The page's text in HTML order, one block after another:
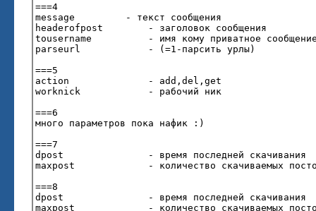
===4
message - текст сообщения
headerofpost - заголовок сообщения
tousername - имя кому приватное
parseurl - (=1-парсить урлы)
===5
action - add,del,get
worknick - рабочий ник
===6
много параметров пока нафик :)
===7
dpost - время последней скачивания
maxpost - количество скачиваемых
===8
dpost - время последней скачивания
maxpost - количество скачиваемых